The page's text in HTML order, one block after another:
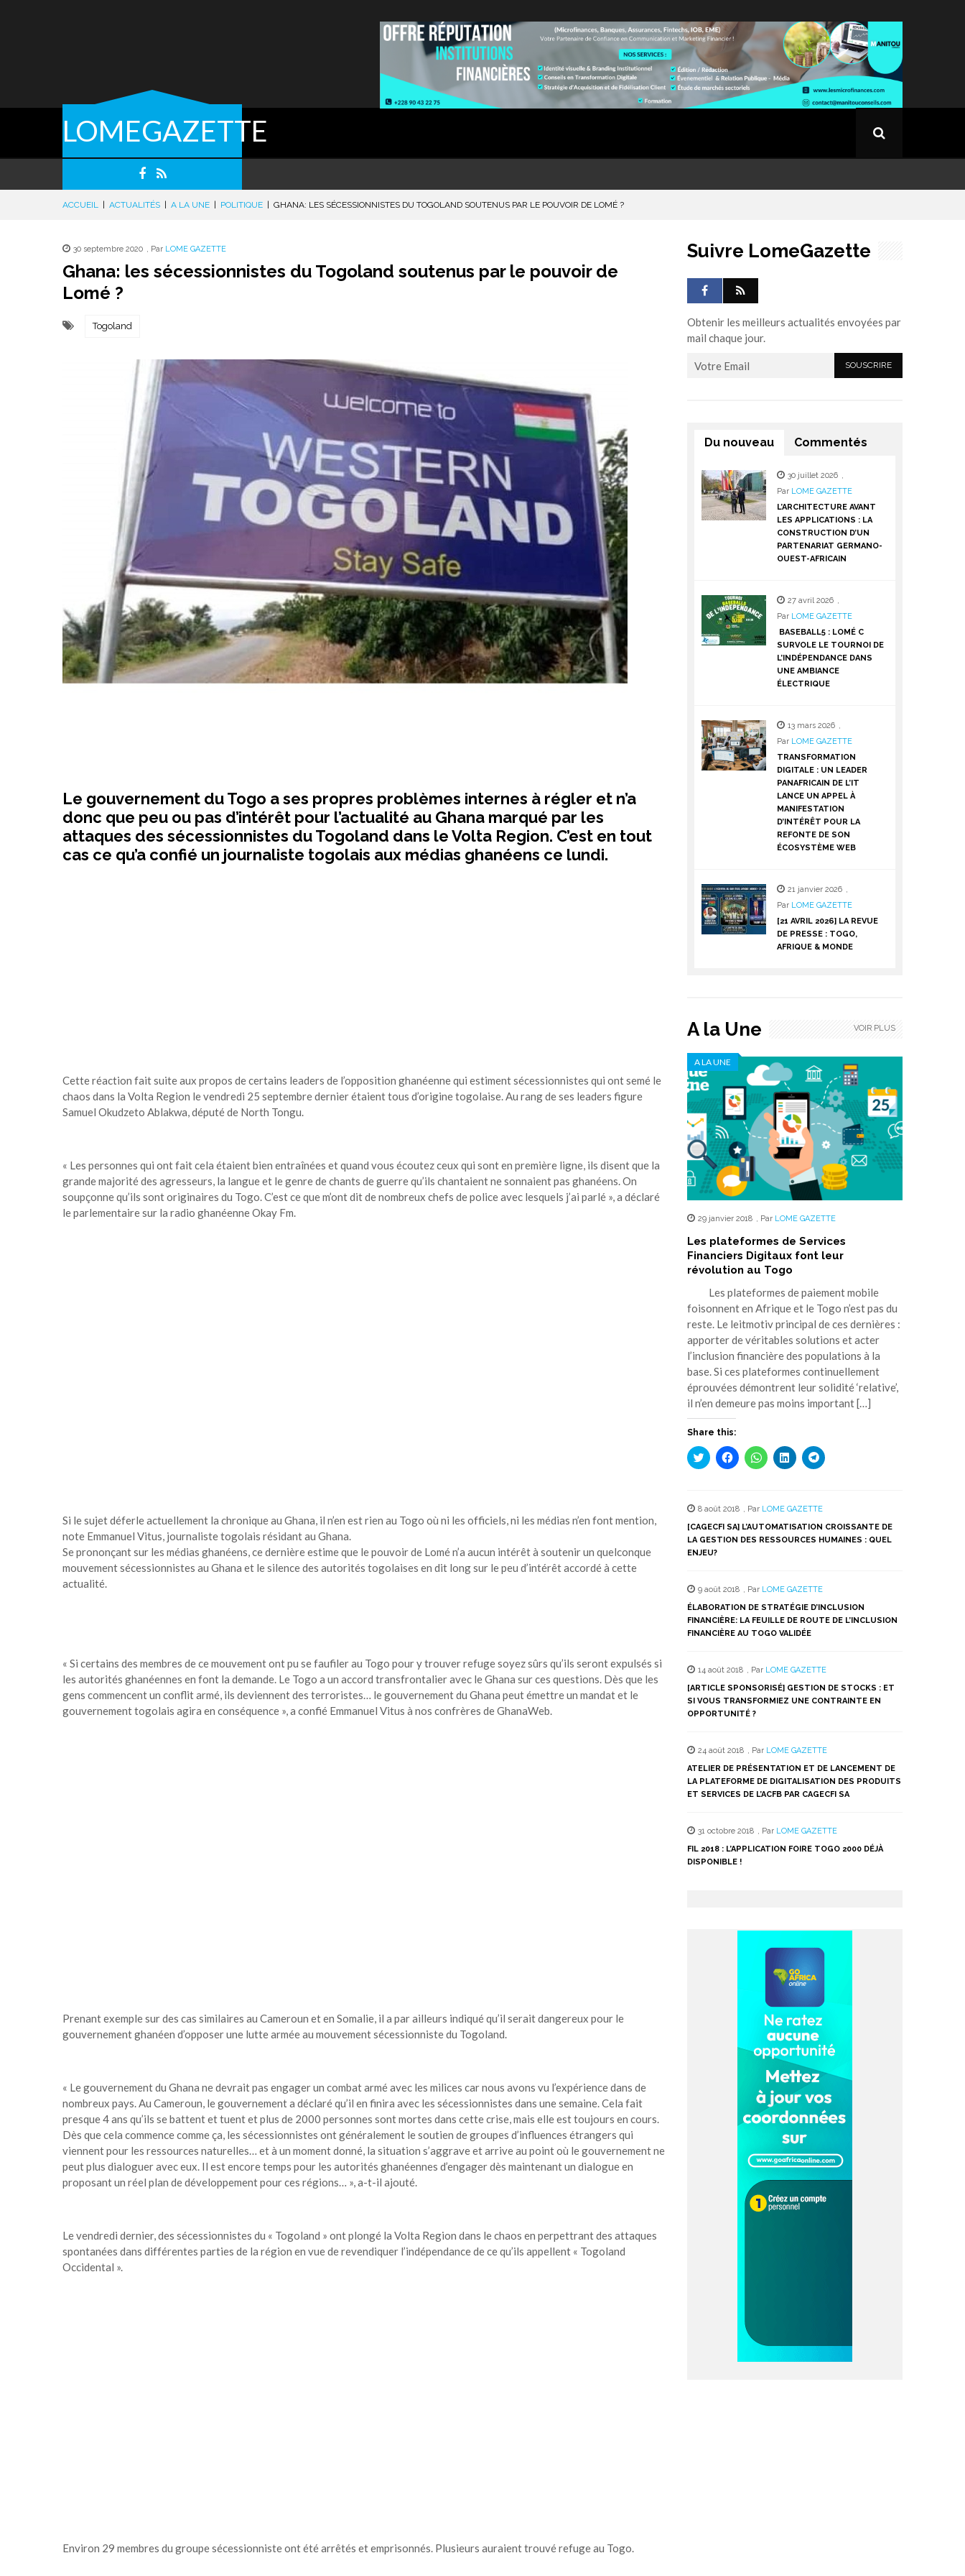
LOMEGAZETTE
ACCUEIL ACTUALITÉS A LA UNE POLITIQUE GHANA: LES SÉCESSIONNISTES DU TOGOLAND SOUTENUS PAR LE POUVOIR DE LOMÉ ?
30 septembre 2020 , Par LOME GAZETTE
Ghana: les sécessionnistes du Togoland soutenus par le pouvoir de
Lomé ?
Togoland
Le gouvernement du Togo a ses propres problèmes internes à régler et n’a
donc que peu ou pas d’intérêt pour l’actualité au Ghana marqué par les
attaques des sécessionnistes du Togoland dans le Volta Region. C’est en tout
cas ce qu’a confié un journaliste togolais aux médias ghanéens ce lundi.
Cette réaction fait suite aux propos de certains leaders de l’opposition ghanéenne qui estiment sécessionnistes qui ont semé le
chaos dans la Volta Region le vendredi 25 septembre dernier étaient tous d’origine togolaise. Au rang de ses leaders figure
Samuel Okudzeto Ablakwa, député de North Tongu.
« Les personnes qui ont fait cela étaient bien entraînées et quand vous écoutez ceux qui sont en première ligne, ils disent que la
grande majorité des agresseurs, la langue et le genre de chants de guerre qu’ils chantaient ne sonnaient pas ghanéens. On
soupçonne qu’ils sont originaires du Togo. C’est ce que m’ont dit de nombreux chefs de police avec lesquels j’ai parlé », a déclaré
le parlementaire sur la radio ghanéenne Okay Fm.
Si le sujet déferle actuellement la chronique au Ghana, il n’en est rien au Togo où ni les officiels, ni les médias n’en font mention,
note Emmanuel Vitus, journaliste togolais résidant au Ghana.
Se prononçant sur les médias ghanéens, ce dernière estime que le pouvoir de Lomé n’a aucun intérêt à soutenir un quelconque
mouvement sécessionnistes au Ghana et le silence des autorités togolaises en dit long sur le peu d’intérêt accordé à cette
actualité.
« Si certains des membres de ce mouvement ont pu se faufiler au Togo pour y trouver refuge soyez sûrs qu’ils seront expulsés si
les autorités ghanéennes en font la demande. Le Togo a un accord transfrontalier avec le Ghana sur ces questions. Dès que les
gens commencent un conflit armé, ils deviennent des terroristes… le gouvernement du Ghana peut émettre un mandat et le
gouvernement togolais agira en conséquence », a confié Emmanuel Vitus à nos confrères de GhanaWeb.
Prenant exemple sur des cas similaires au Cameroun et en Somalie, il a par ailleurs indiqué qu’il serait dangereux pour le
gouvernement ghanéen d’opposer une lutte armée au mouvement sécessionniste du Togoland.
« Le gouvernement du Ghana ne devrait pas engager un combat armé avec les milices car nous avons vu l’expérience dans de
nombreux pays. Au Cameroun, le gouvernement a déclaré qu’il en finira avec les sécessionnistes dans une semaine. Cela fait
presque 4 ans qu’ils se battent et tuent et plus de 2000 personnes sont mortes dans cette crise, mais elle est toujours en cours.
Dès que cela commence comme ça, les sécessionnistes ont généralement le soutien de groupes d’influences étrangers qui
viennent pour les ressources naturelles… et à un moment donné, la situation s’aggrave et arrive au point où le gouvernement ne
peut plus dialoguer avec eux. Il est encore temps pour les autorités ghanéennes d’engager dès maintenant un dialogue en
proposant un réel plan de développement pour ces régions… », a-t-il ajouté.
Le vendredi dernier, des sécessionnistes du « Togoland » ont plongé la Volta Region dans le chaos en perpettrant des attaques
spontanées dans différentes parties de la région en vue de revendiquer l’indépendance de ce qu’ils appellent « Togoland
Occidental ».
Environ 29 membres du groupe sécessionniste ont été arrêtés et emprisonnés. Plusieurs auraient trouvé refuge au Togo.
Suivre LomeGazette
Obtenir les meilleurs actualités envoyées par
mail chaque jour.
Du nouveau Commentés
30 juillet 2026 ,
Par LOME GAZETTE
L’ARCHITECTURE AVANT
LES APPLICATIONS : LA
CONSTRUCTION D’UN
PARTENARIAT GERMANO-
OUEST-AFRICAIN
27 avril 2026 ,
Par LOME GAZETTE
BASEBALL5 : LOMÉ C
SURVOLE LE TOURNOI DE
L’INDÉPENDANCE DANS
UNE AMBIANCE
ÉLECTRIQUE
13 mars 2026 ,
Par LOME GAZETTE
TRANSFORMATION
DIGITALE : UN LEADER
PANAFRICAIN DE L’IT
LANCE UN APPEL À
MANIFESTATION
D’INTÉRÊT POUR LA
REFONTE DE SON
ÉCOSYSTÈME WEB
21 janvier 2026 ,
Par LOME GAZETTE
[21 AVRIL 2026] LA REVUE
DE PRESSE : TOGO,
AFRIQUE & MONDE
A la Une
A LA UNE
29 janvier 2018 , Par LOME GAZETTE
Les plateformes de Services
Financiers Digitaux font leur
révolution au Togo
Les plateformes de paiement mobile
foisonnent en Afrique et le Togo n’est pas du
reste. Le leitmotiv principal de ces dernières :
apporter de véritables solutions et acter
l’inclusion financière des populations à la
base. Si ces plateformes continuellement
éprouvées démontrent leur solidité ‘relative’,
il n’en demeure pas moins important […]
Share this:
Cliquez
pour
une
nouvelle
fenêtre)
Cliquez
pour
une
nouvelle
fenêtre)
Cliquez
pour
une
nouvelle
fenêtre)
Cliquez
pour
une
nouvelle
fenêtre)
Cliquez
pour
une
nouvelle
fenêtre)
8 août 2018 , Par LOME GAZETTE
[CAGECFI SA] L’AUTOMATISATION CROISSANTE DE
LA GESTION DES RESSOURCES HUMAINES : QUEL
ENJEU?
9 août 2018 , Par LOME GAZETTE
ÉLABORATION DE STRATÉGIE D’INCLUSION
FINANCIÈRE: LA FEUILLE DE ROUTE DE L’INCLUSION
FINANCIÈRE AU TOGO VALIDÉE
14 août 2018 , Par LOME GAZETTE
[ARTICLE SPONSORISÉ] GESTION DE STOCKS : ET
SI VOUS TRANSFORMIEZ UNE CONTRAINTE EN
OPPORTUNITÉ ?
24 août 2018 , Par LOME GAZETTE
ATELIER DE PRÉSENTATION ET DE LANCEMENT DE
LA PLATEFORME DE DIGITALISATION DES PRODUITS
ET SERVICES DE L’ACFB PAR CAGECFI SA
31 octobre 2018 , Par LOME GAZETTE
FIL 2018 : L’APPLICATION FOIRE TOGO 2000 DÉJÀ
DISPONIBLE !
VOIR PLUS